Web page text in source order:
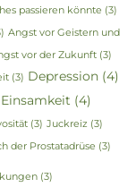
passieren könnte (3)
Angst vor Geistern und
vor der Zukunft (3)
(3) Depression (4)
Einsamkeit (4)
(3) Juckreiz (3)
der Prostatadrüse (3)
(3)